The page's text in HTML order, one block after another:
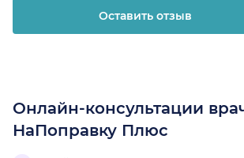
Оставить отзыв
Онлайн-консультации
НаПоправку Плюс